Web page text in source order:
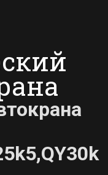
k5,QY30k